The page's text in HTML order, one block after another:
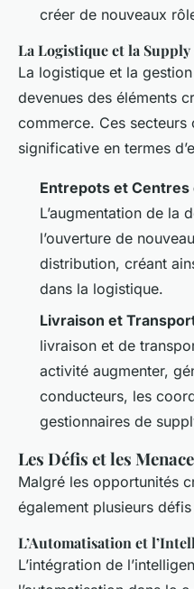
créer de nouveaux
La Logistique et la
La logistique et la
devenues des éléments
commerce. Ces secteurs
significative en termes
Entrepots et
L’augmentation de la
l’ouverture de
distribution, créant
dans la logistique.
Livraison et
livraison et de
activité augmenter,
conducteurs, les
gestionnaires de
Les Défis et les
Malgré les opportunités
également plusieurs
L’Automatisation et
L’intégration de